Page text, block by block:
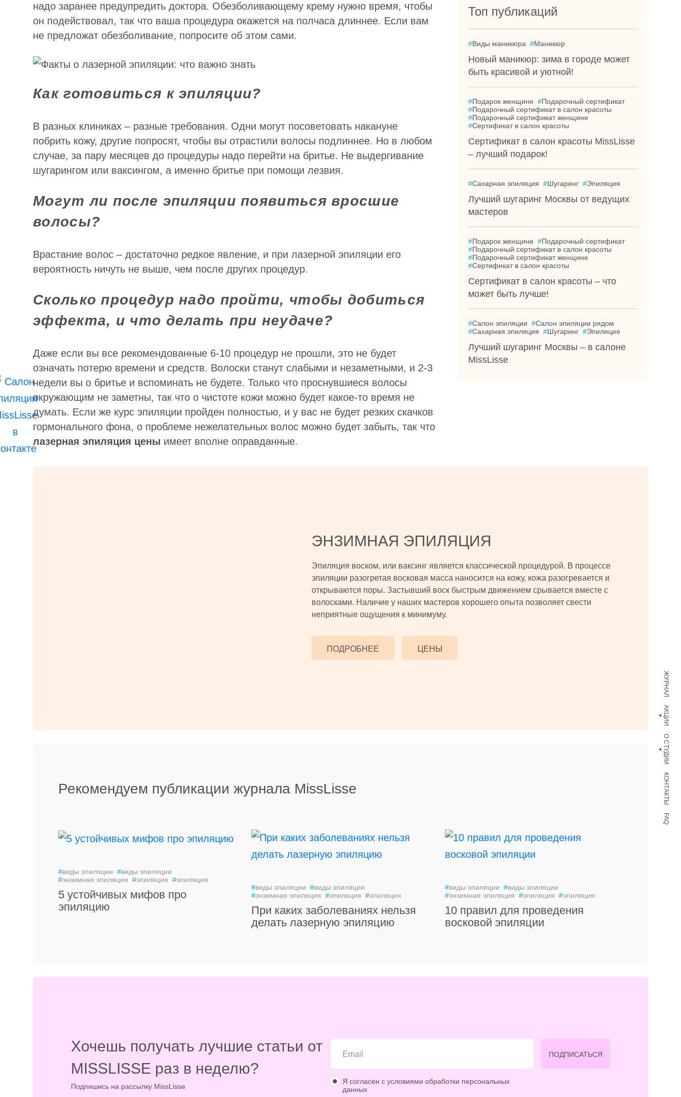
ЖУРНАЛ
АКЦИИ
О СТУДИИ
КОНТАКТЫ
FAQ
надо заранее предупредить доктора. Обезболивающему крему нужно время, чтобы
он подействовал, так что ваша процедура окажется на полчаса длиннее. Если вам
не предложат обезболивание, попросите об этом сами.
Как готовиться к эпиляции?
В разных клиниках – разные требования. Одни могут посоветовать накануне
побрить кожу, другие попросят, чтобы вы отрастили волосы подлиннее. Но в любом
случае, за пару месяцев до процедуры надо перейти на бритье. Не выдергивание
шугарингом или ваксингом, а именно бритье при помощи лезвия.
Могут ли после эпиляции появиться вросшие
волосы?
Врастание волос – достаточно редкое явление, и при лазерной эпиляции его
вероятность ничуть не выше, чем после других процедур.
Сколько процедур надо пройти, чтобы добиться
эффекта, и что делать при неудаче?
Даже если вы все рекомендованные 6-10 процедур не прошли, это не будет
означать потерю времени и средств. Волоски станут слабыми и незаметными, и 2-3
недели вы о бритье и вспоминать не будете. Только что проснувшиеся волосы
окружающим не заметны, так что о чистоте кожи можно будет какое-то время не
думать. Если же курс эпиляции пройден полностью, и у вас не будет резких скачков
гормонального фона, о проблеме нежелательных волос можно будет забыть, так что
лазерная эпиляция цены имеет вполне оправданные.
Топ публикаций
#Виды маникюра #Маникюр
Новый маникюр: зима в городе может
быть красивой и уютной!
#Подарок женщине #Подарочный сертификат
#Подарочный сертификат в салон красоты
#Подарочный сертификат женщине
#Сертификат в салон красоты
Сертификат в салон красоты MissLisse
– лучший подарок!
#Сахарная эпиляция #Шугаринг #Эпиляция
Лучший шугаринг Москвы от ведущих
мастеров
#Подарок женщине #Подарочный сертификат
#Подарочный сертификат в салон красоты
#Подарочный сертификат женщине
#Сертификат в салон красоты
Сертификат в салон красоты – что
может быть лучше!
#Салон эпиляции #Салон эпиляции рядом
#Сахарная эпиляция #Шугаринг #Эпиляция
Лучший шугаринг Москвы – в салоне
MissLisse
ЭНЗИМНАЯ ЭПИЛЯЦИЯ
Эпиляция воском, или ваксинг является классической процедурой. В процессе
эпиляции разогретая восковая масса наносится на кожу, кожа разогревается и
открываются поры. Застывший воск быстрым движением срывается вместе с
волосками. Наличие у наших мастеров хорошего опыта позволяет свести
неприятные ощущения к минимуму.
ПОДРОБНЕЕ ЦЕНЫ
Рекомендуем публикации журнала MissLisse
#виды эпиляции #виды эпиляции
#энзимная эпиляция #эпиляция #эпиляция
5 устойчивых мифов про
эпиляцию
#виды эпиляции #виды эпиляции
#энзимная эпиляция #эпиляция #эпиляция
При каких заболеваниях нельзя
делать лазерную эпиляцию
#виды эпиляции #виды эпиляции
#энзимная эпиляция #эпиляция #эпиляция
10 правил для проведения
восковой эпиляции
Хочешь получать лучшие статьи от
MISSLISSE раз в неделю?
Подпишись на рассылку MissLisse
Я согласен с условиями обработки персональных
данных
ПОДПИСАТЬСЯ